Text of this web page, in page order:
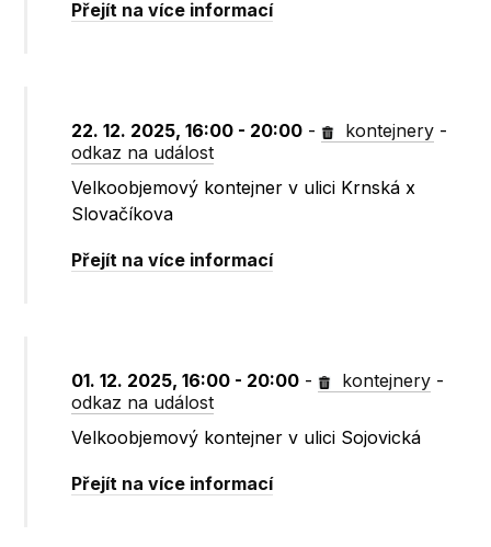
Přejít na více informací
22. 12. 2025, 16:00 - 20:00 - kontejnery -
odkaz na událost
Velkoobjemový kontejner v ulici Krnská x
Slovačíkova
Přejít na více informací
01. 12. 2025, 16:00 - 20:00 - kontejnery -
odkaz na událost
Velkoobjemový kontejner v ulici Sojovická
Přejít na více informací